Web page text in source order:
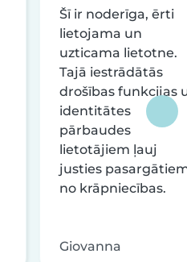
Šī ir noderīga, ērti
lietojama un
uzticama lietotne.
Tajā iestrādātās
drošības funkcijas
identitātes
pārbaudes
lietotājiem ļauj
justies
no krāpniecības.
Giovanna